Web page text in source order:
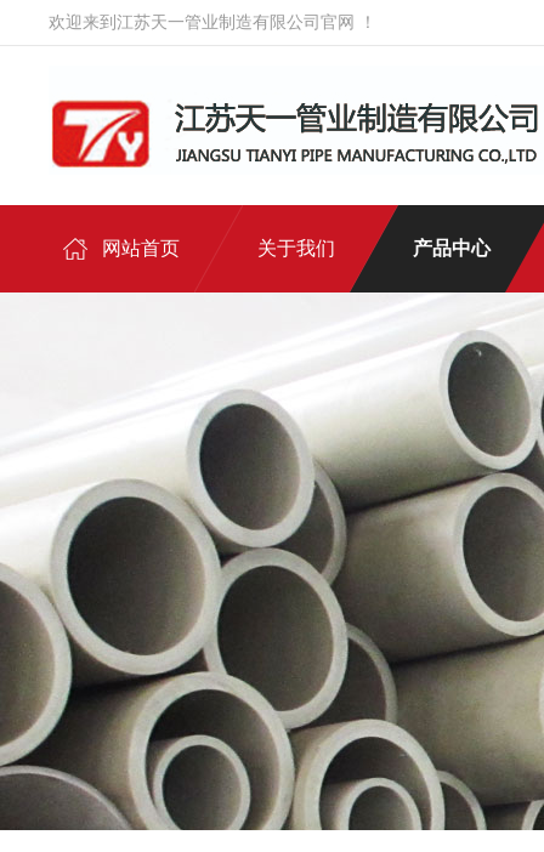
欢迎来到江苏天一管业制造有限公司官网 ！
网站首页 关于我们 产品中心